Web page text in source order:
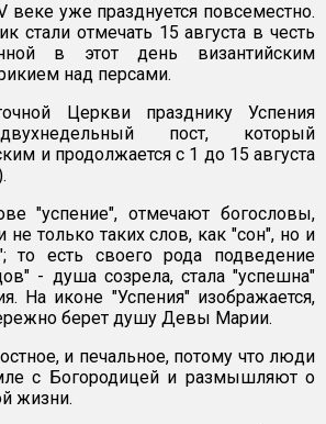
веке уже празднуется повсеместно.
стали отмечать 15 августа в честь
в этот день византийским
над персами.
Церкви празднику Успения
пост, который
и продолжается с 1 до 15 августа
"успение", отмечают богословы,
только таких слов, как "сон", но и
то есть своего рода подведение
- душа созрела, стала "успешна"
На иконе "Успения" изображается,
берет душу Девы Марии.
и печальное, потому что люди
с Богородицей и размышляют о
жизни.